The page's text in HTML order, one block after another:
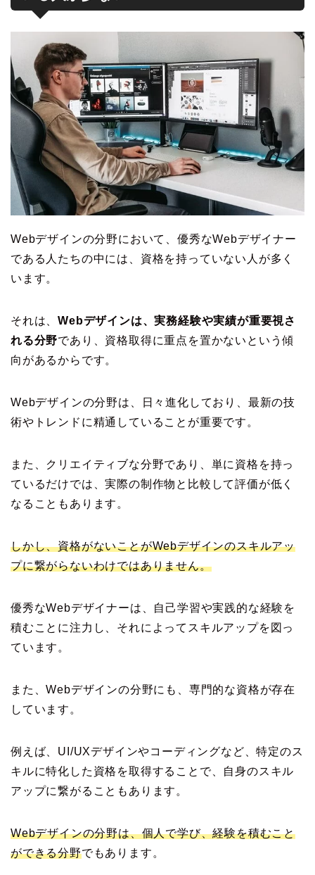
Webデザインの分野において、優秀なWebデザイナー
である人たちの中には、資格を持っていない人が多く
います。
それは、Webデザインは、実務経験や実績が重要視さ
れる分野であり、資格取得に重点を置かないという傾
向があるからです。
Webデザインの分野は、日々進化しており、最新の技
術やトレンドに精通していることが重要です。
また、クリエイティブな分野であり、単に資格を持っ
ているだけでは、実際の制作物と比較して評価が低く
なることもあります。
しかし、資格がないことがWebデザインのスキルアッ
プに繋がらないわけではありません。
優秀なWebデザイナーは、自己学習や実践的な経験を
積むことに注力し、それによってスキルアップを図っ
ています。
また、Webデザインの分野にも、専門的な資格が存在
しています。
例えば、UI/UXデザインやコーディングなど、特定のス
キルに特化した資格を取得することで、自身のスキル
アップに繋がることもあります。
Webデザインの分野は、個人で学び、経験を積むこと
ができる分野でもあります。